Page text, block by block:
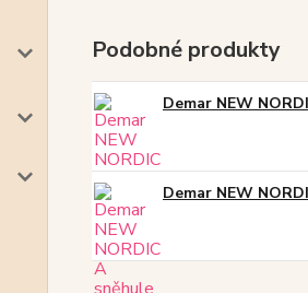
Podobné produkty
Demar NEW
Demar NEW